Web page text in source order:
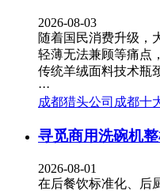
2026-08-03
随着国民消费升级，
轻薄无法兼顾等痛点
传统羊绒面料技术瓶
···
成都猎头公司 成都十
寻觅商用洗碗机
2026-08-01
在后餐饮标准化、后